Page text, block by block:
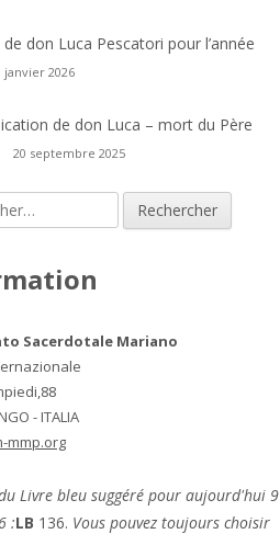
de don Luca Pescatori pour l’année
janvier 2026
de don Luca – mort du Père
20 septembre 2025
:
Sacerdotale Mariano
- ITALIA
mmp.org
Livre bleu suggéré pour aujourd'hui 9
:LB 136. Vous pouvez toujours choisir